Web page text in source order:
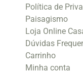
Política de
Paisagismo
Loja Online
Dúvidas
Carrinho
Minha conta